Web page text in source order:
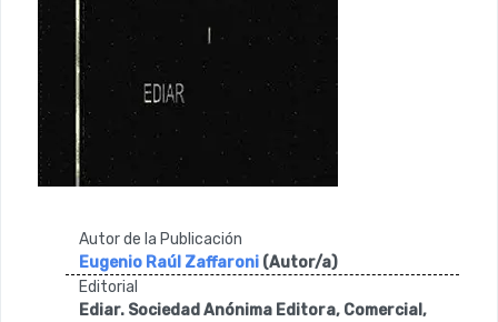
Autor de la Publicación
Eugenio Raúl Zaffaroni (Autor/a)
Editorial
Ediar. Sociedad Anónima Editora, Comercial,